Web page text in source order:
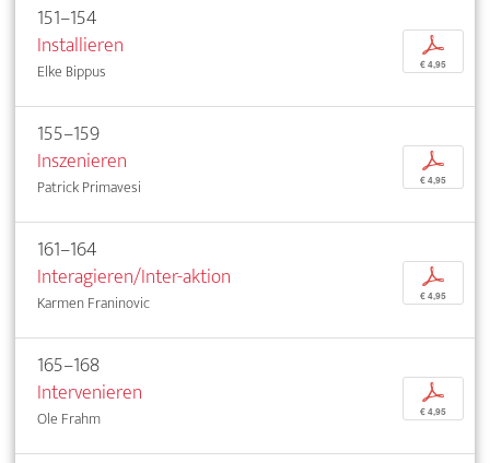
151–154
Installieren
Elke Bippus
p
€ 4,95
155–159
Inszenieren
Patrick Primavesi
p
€ 4,95
161–164
Interagieren/Inter-aktion
Karmen Franinovic
p
€ 4,95
165–168
Intervenieren
Ole Frahm
p
€ 4,95